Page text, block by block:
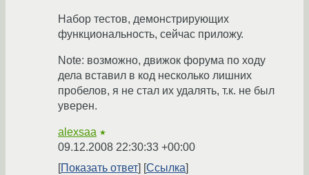
Набор тестов, демонстрирующих
функциональность, сейчас приложу.
Note: возможно, движок форума по ходу
дела вставил в код несколько лишних
пробелов, я не стал их удалять, т.к. не был
уверен.
alexsaa ★
09.12.2008 22:30:33 +00:00
Показать ответ
Ссылка